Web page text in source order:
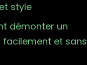
style
démonter un
et sans